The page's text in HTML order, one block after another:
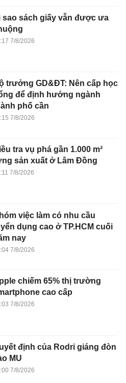
sao sách giấy vẫn được ưa
7/8/2026
trưởng GD&ĐT: Nên cấp học
để định hướng ngành
phố cần
7/8/2026
tra vụ phá gần 1.000 m²
sản xuất ở Lâm Đồng
7/8/2026
việc làm có nhu cầu
dụng cao ở TP.HCM cuối
nay
7/8/2026
chiếm 65% thị trường
cao cấp
7/8/2026
định của Rodri giáng đòn
MU
7/8/2026